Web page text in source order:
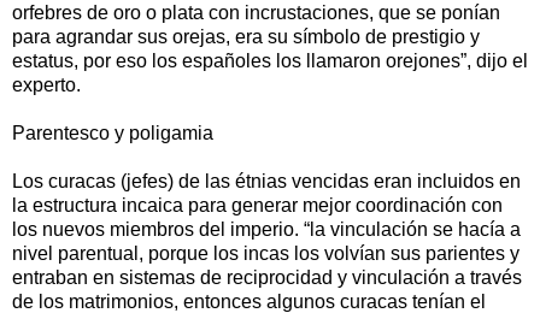
orfebres de oro o plata con incrustaciones, que se ponían
para agrandar sus orejas, era su símbolo de prestigio y
estatus, por eso los españoles los llamaron orejones”, dijo el
experto.
Parentesco y poligamia
Los curacas (jefes) de las étnias vencidas eran incluidos en
la estructura incaica para generar mejor coordinación con
los nuevos miembros del imperio. “la vinculación se hacía a
nivel parentual, porque los incas los volvían sus parientes y
entraban en sistemas de reciprocidad y vinculación a través
de los matrimonios, entonces algunos curacas tenían el